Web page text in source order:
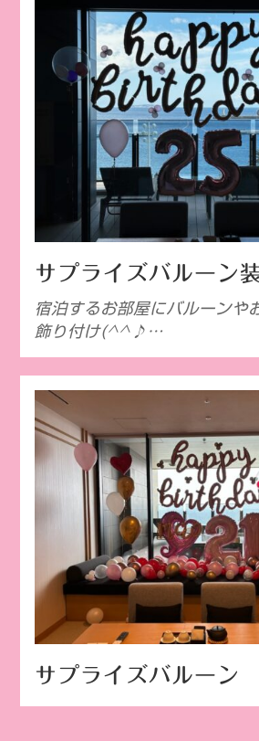
サプライズバルーン
宿泊するお部屋にバルーンや
飾り付け(^^♪…
サプライズバルーン